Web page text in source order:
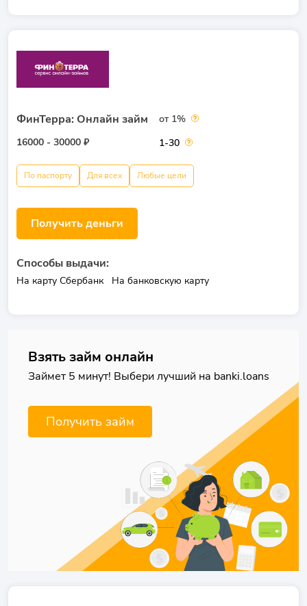
ФинТерра: Онлайн займ
16000 - 30000 ₽
от 1%
1-30
По паспорту Для всех Любые цели
Получить деньги
Способы выдачи:
На карту Сбербанк На банковскую карту
Взять займ онлайн
Займет 5 минут! Выбери лучший на banki.loans
Получить займ